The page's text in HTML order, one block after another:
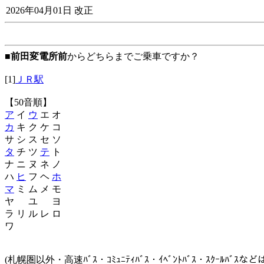
2026年04月01日 改正
■前田変電所前からどちらまでご乗車ですか？
[1] ＪＲ駅
【50音順】
ア イ ウ エ オ
カ キ ク ケ コ
サ シ ス セ ソ
タ チ ツ テ ト
ナ ニ ヌ ネ ノ
ハ ヒ フ ヘ ホ
マ ミ ム メ モ
ヤ ユ ヨ
ラ リ ル レ ロ
ワ
(札幌圏以外・高速ﾊﾞｽ・ｺﾐｭﾆﾃｨﾊﾞｽ・ｲﾍﾞﾝﾄﾊﾞｽ・ｽｸｰﾙﾊﾞｽな